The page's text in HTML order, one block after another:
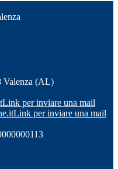
Valenza (AL)
Link per inviare una mail
Link per inviare una mail